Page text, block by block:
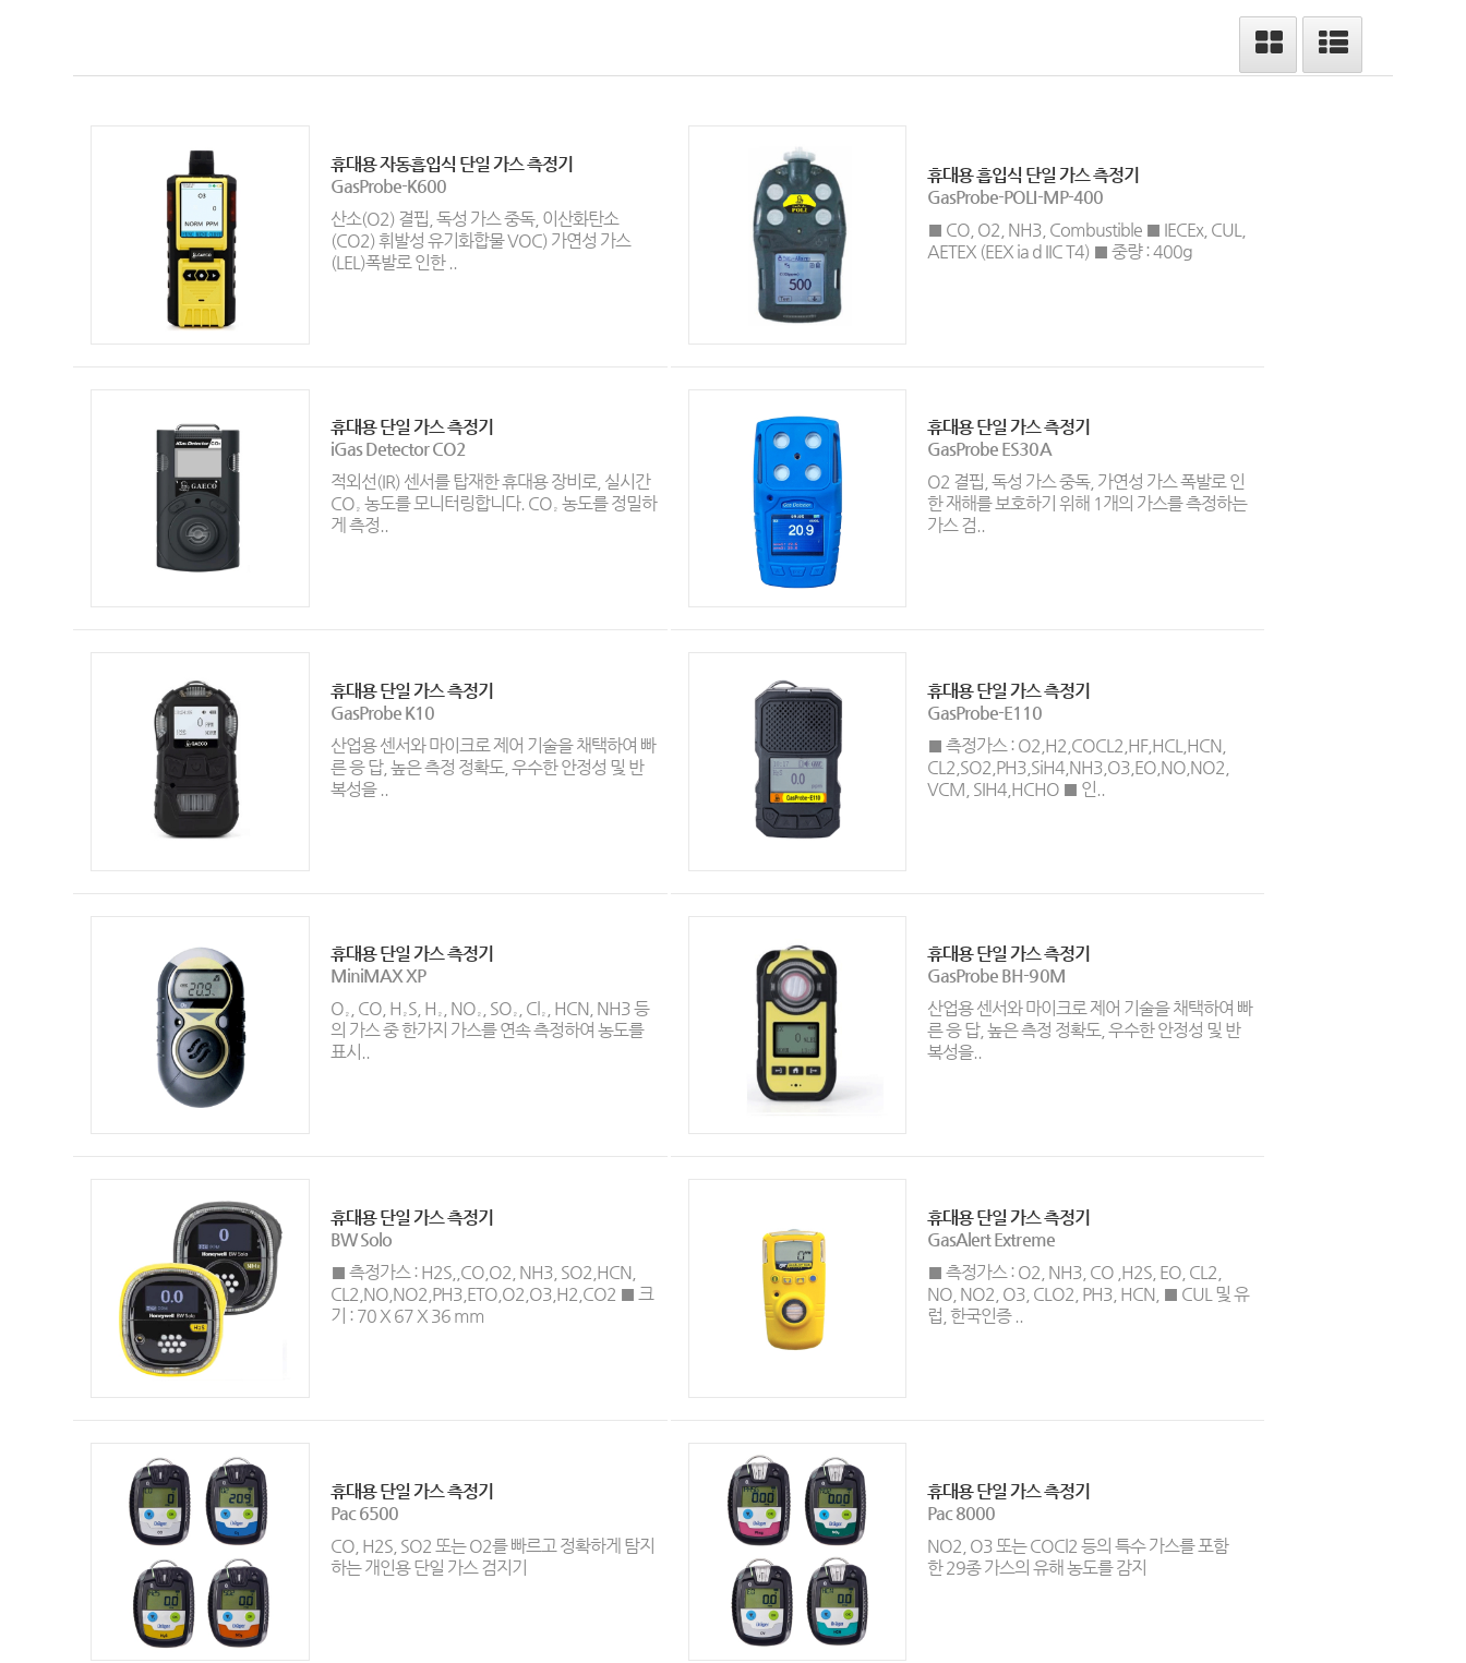
휴대용 자동흡입식 단일 가스 측정기
GasProbe-K600
산소(O2) 결핍, 독성 가스 중독, 이산화탄소
(CO2) 휘발성 유기화합물 VOC) 가연성 가스
(LEL)폭발로 인한 ..
휴대용 흡입식 단일 가스 측정기
GasProbe-POLI-MP-400
■ CO, O2, NH3, Combustible ■ IECEx, CUL,
AETEX (EEX ia d IIC T4) ■ 중량 : 400g
휴대용 단일 가스 측정기
iGas Detector CO2
적외선(IR) 센서를 탑재한 휴대용 장비로, 실시간
CO₂ 농도를 모니터링합니다. CO₂ 농도를 정밀하
게 측정..
휴대용 단일 가스 측정기
GasProbe ES30A
O2 결핍, 독성 가스 중독, 가연성 가스 폭발로 인
한 재해를 보호하기 위해 1개의 가스를 측정하는
가스 검..
휴대용 단일 가스 측정기
GasProbe K10
산업용 센서와 마이크로 제어 기술을 채택하여 빠
른 응 답, 높은 측정 정확도, 우수한 안정성 및 반
복성을 ..
휴대용 단일 가스 측정기
GasProbe-E110
■ 측정가스 : O2,H2,COCL2,HF,HCL,HCN,
CL2,SO2,PH3,SiH4,NH3,O3,EO,NO,NO2,
VCM, SIH4,HCHO ■ 인..
휴대용 단일 가스 측정기
MiniMAX XP
O₂, CO, H₂S, H₂, NO₂, SO₂, Cl₂, HCN, NH3 등
의 가스 중 한가지 가스를 연속 측정하여 농도를
표시..
휴대용 단일 가스 측정기
GasProbe BH-90M
산업용 센서와 마이크로 제어 기술을 채택하여 빠
른 응 답, 높은 측정 정확도, 우수한 안정성 및 반
복성을..
휴대용 단일 가스 측정기
BW Solo
■ 측정가스 : H2S,,CO,O2, NH3, SO2,HCN,
CL2,NO,NO2,PH3,ETO,O2,O3,H2,CO2 ■ 크
기 : 70 X 67 X 36 mm
휴대용 단일 가스 측정기
GasAlert Extreme
■ 측정가스 : O2, NH3, CO ,H2S, EO, CL2,
NO, NO2, O3, CLO2, PH3, HCN, ■ CUL 및 유
럽, 한국인증 ..
휴대용 단일 가스 측정기
Pac 6500
CO, H2S, SO2 또는 O2를 빠르고 정확하게 탐지
하는 개인용 단일 가스 검지기
휴대용 단일 가스 측정기
Pac 8000
NO2, O3 또는 COCl2 등의 특수 가스를 포함
한 29종 가스의 유해 농도를 감지